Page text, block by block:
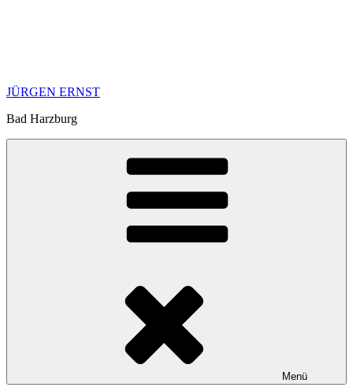
JÜRGEN ERNST
Bad Harzburg
Menü